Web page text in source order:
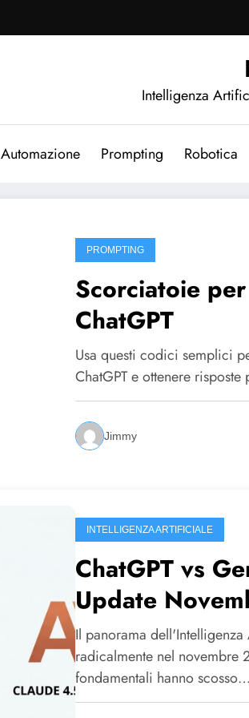
Intelligenza
Automazione Prompting Robotica
PROMPTING
Scorciatoie
ChatGPT
Usa questi codici semplici
ChatGPT e ottenere
Jimmy
INTELLIGENZA ARTIFICIALE
ChatGPT vs
Update
Il panorama
radicalmente nel novembre
fondamentali hanno scosso…